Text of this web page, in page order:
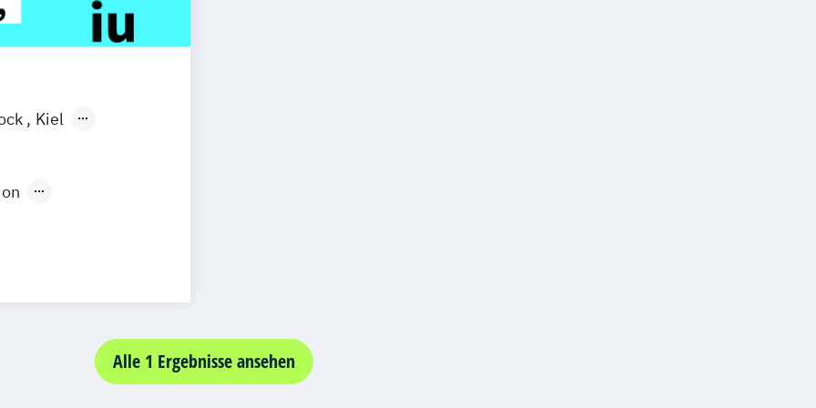
Kiel
Neu-Ulm
Alle 1 Ergebnisse ansehen